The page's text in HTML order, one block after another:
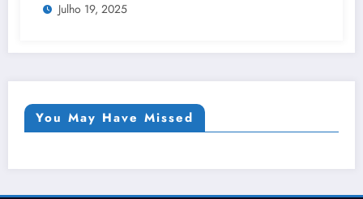
Julho 19, 2025
You May Have Missed